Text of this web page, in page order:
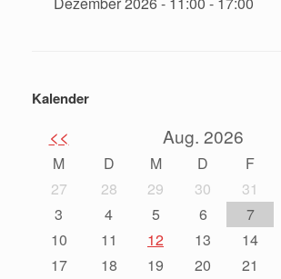
Kalender
<< Aug. 2026
M D M D F
27
28 29 30 31
3
4 5 6 7
10
11 12 13 14
17
18 19 20 21